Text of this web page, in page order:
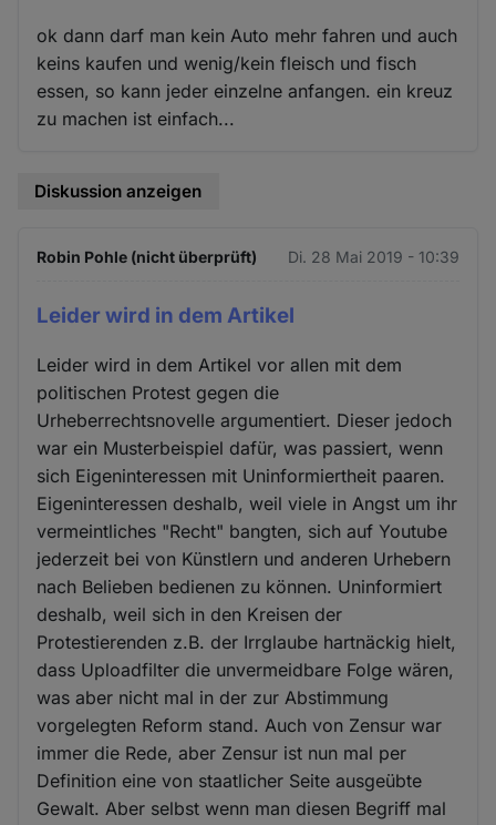
ok dann darf man kein Auto mehr fahren und auch
keins kaufen und wenig/kein fleisch und fisch
essen, so kann jeder einzelne anfangen. ein kreuz
zu machen ist einfach...
Diskussion anzeigen
Robin Pohle (nicht überprüft) Di. 28 Mai 2019 - 10:39
Leider wird in dem Artikel
Leider wird in dem Artikel vor allen mit dem
politischen Protest gegen die
Urheberrechtsnovelle argumentiert. Dieser jedoch
war ein Musterbeispiel dafür, was passiert, wenn
sich Eigeninteressen mit Uninformiertheit paaren.
Eigeninteressen deshalb, weil viele in Angst um ihr
vermeintliches "Recht" bangten, sich auf Youtube
jederzeit bei von Künstlern und anderen Urhebern
nach Belieben bedienen zu können. Uninformiert
deshalb, weil sich in den Kreisen der
Protestierenden z.B. der Irrglaube hartnäckig hielt,
dass Uploadfilter die unvermeidbare Folge wären,
was aber nicht mal in der zur Abstimmung
vorgelegten Reform stand. Auch von Zensur war
immer die Rede, aber Zensur ist nun mal per
Definition eine von staatlicher Seite ausgeübte
Gewalt. Aber selbst wenn man diesen Begriff mal